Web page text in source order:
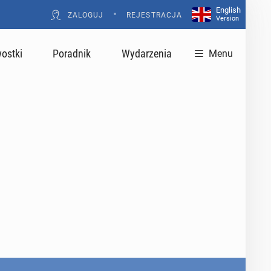
ZALOGUJ • REJESTRACJA
English
Version
Poradnik Wydarzenia Menu